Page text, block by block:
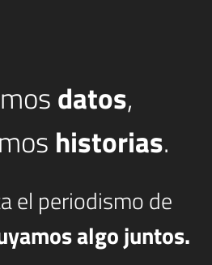
datos,
historias.
el periodismo de
algo juntos.